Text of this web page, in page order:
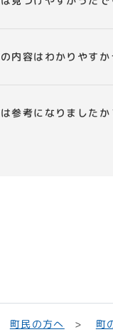
内容はわかりやすか
参考になりましたか
町民の方へ 町